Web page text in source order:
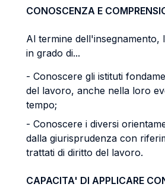
CONOSCENZA E
Al termine dell'insegnamento,
in grado di...
- Conoscere gli istituti
del lavoro, anche nella loro
tempo;
- Conoscere i diversi
dalla giurisprudenza con
trattati di diritto del lavoro.
CAPACITA' DI APPLICARE